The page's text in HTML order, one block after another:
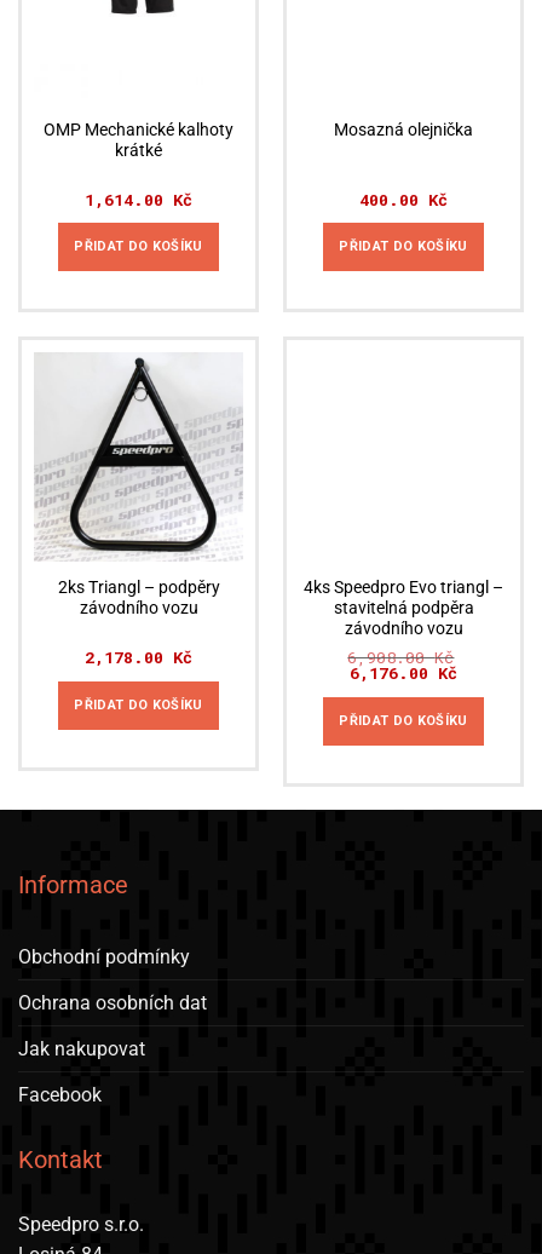
OMP Mechanické kalhoty
krátké
1,614.00 Kč
PŘIDAT DO KOŠÍKU
Bazar
Mosazná olejnička
400.00 Kč
PŘIDAT DO KOŠÍKU
2ks Triangl – podpěry
závodního vozu
2,178.00 Kč
PŘIDAT DO KOŠÍKU
Akční nabídka
4ks Speedpro Evo triangl –
stavitelná podpěra
závodního vozu
6,908.00Kč
Původní
cena
byla:
6,908.00 Kč.
6,176.00 Kč
je:
6,176.00
PŘIDAT DO KOŠÍKU
Informace
Obchodní podmínky
Ochrana osobních dat
Jak nakupovat
Facebook
Kontakt
Speedpro s.r.o.